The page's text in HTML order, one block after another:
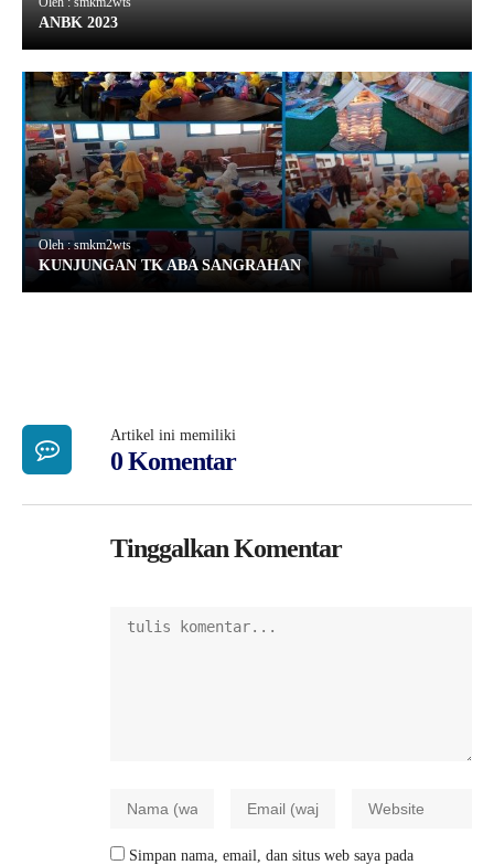
ANBK 2023
Oleh : smkm2wts
KUNJUNGAN TK ABA SANGRAHAN
Artikel ini memiliki
0 Komentar
Tinggalkan Komentar
Simpan nama, email, dan situs web saya pada